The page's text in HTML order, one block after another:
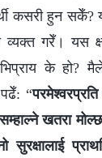
कसरी हुन सकेँ?
व्यक्त गरेँ। यस
के हो?
“
खतरा